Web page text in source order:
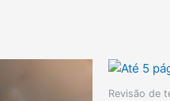
Revisão de